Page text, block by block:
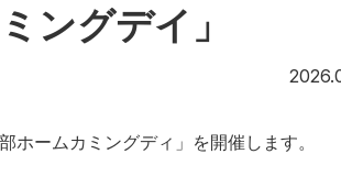
ングデイ」
ームカミングディ」を開催します。